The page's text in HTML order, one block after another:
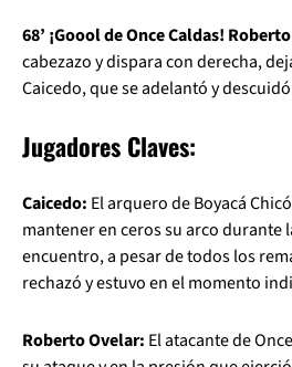
68’ ¡Goool de Once Caldas!
cabezazo y dispara con derecha,
Caicedo, que se adelantó y
Jugadores Claves:
Caicedo: El arquero de Boyacá
mantener en ceros su arco durante
encuentro, a pesar de todos los
rechazó y estuvo en el momento
Roberto Ovelar: El atacante de